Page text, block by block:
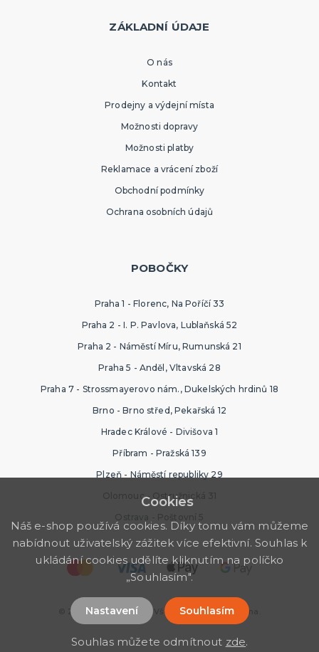
ZÁKLADNÍ ÚDAJE
O nás
Kontakt
Prodejny a výdejní místa
Možnosti dopravy
Možnosti platby
Reklamace a vrácení zboží
Obchodní podmínky
Ochrana osobních údajů
POBOČKY
Praha 1 - Florenc, Na Poříčí 33
Praha 2 - I. P. Pavlova, Lublaňská 52
Praha 2 - Náměstí Míru, Rumunská 21
Praha 5 - Anděl, Vltavská 28
Praha 7 - Strossmayerovo nám., Dukelských hrdinů 18
Brno - Brno střed, Pekařská 12
Hradec Králové - Divišova 1
Příbram - Pražská 139
Plzeň - Náměstí republiky 29
Olomouc - Ostružnická 31
Ostrava - Poštovní 5
© 2026 Ptákoviny Ípák. Všechna práva vyhrazena.
Cookies
Náš e-shop používá cookies. Díky tomu vám můžeme
nabídnout uživatelský zážitek více efektivní. Souhlas k
ukládání cookies udělíte kliknutím na políčko
„Souhlasím".
Nastavení Souhlasím
Souhlas můžete odmítnout zde.